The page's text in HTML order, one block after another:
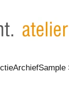
ArchiefSample